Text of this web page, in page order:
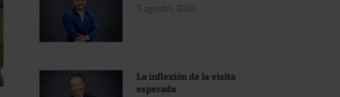
3 agosto, 2026
La inflexión de la visita
esperada